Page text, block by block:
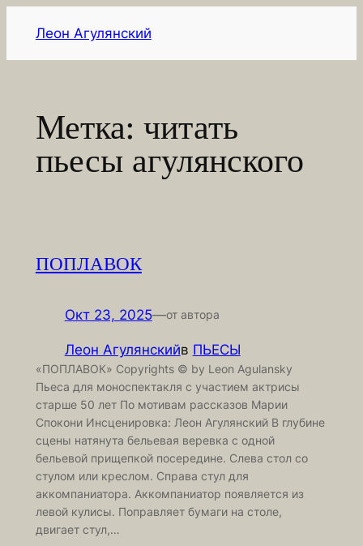
содержимому
Леон Агулянский
Метка: читать
пьесы агулянского
ПОПЛАВОК
Окт 23, 2025—от автора
Леон Агулянскийв ПЬЕСЫ
«ПОПЛАВОК» Copyrights © by Leon Agulansky
Пьеса для моноспектакля с участием актрисы
старше 50 лет По мотивам рассказов Марии
Спокони Инсценировка: Леон Агулянский В глубине
сцены натянута бельевая веревка с одной
бельевой прищепкой посередине. Слева стол со
стулом или креслом. Справа стул для
аккомпаниатора. Аккомпаниатор появляется из
левой кулисы. Поправляет бумаги на столе,
двигает стул,…